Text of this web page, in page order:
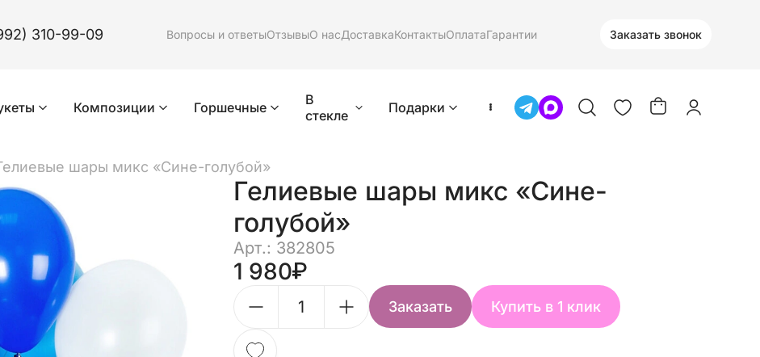
310-99-09 Вопросы и ответыОтзывыО насДоставкаКонтактыОплатаГарантии Заказать звонок
Композиции Горшечные
В
стекле
Подарки
шары микс «Сине-голубой»
Гелиевые шары микс «Сине-
голубой»
Арт.: 382805
1 980
Заказать Купить в 1 клик